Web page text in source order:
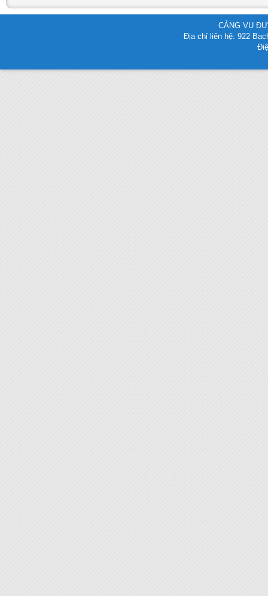
CẢNG VỤ
Địa chỉ liên hệ: 922